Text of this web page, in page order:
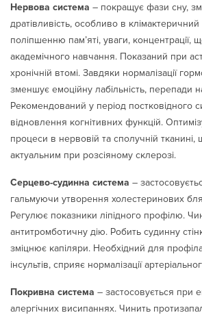
Нервова система – покращує фази сну,
дратівливість, особливо в
поліпшенню пам’яті, уваги, концентрації,
академічного навчання. Показаний при
хронічній втомі. Завдяки нормалізації
зменшує емоційну лабільність, перепади
Рекомендований у період постковідного
відновлення когнітивних функцій.
процеси в нервовій та сполучній
актуальним при розсіяному склерозі.
Серцево-судинна система –
гальмуючи утворення холестеринових
Регулює показники ліпідного профілю.
антитромботичну дію. Робить судинну
зміцнює капіляри. Необхідний для
інсультів, сприяє нормалізації
Покривна система – застосовується при
алергічних висипаннях. Чинить